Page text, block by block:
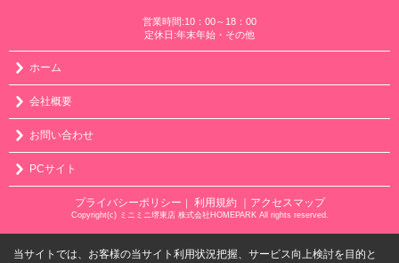
営業時間:10：00～18：00
定休日:年末年始・その他
ホーム
会社概要
お問い合わせ
PCサイト
プライバシーポリシー 利用規約 ｜アクセスマップ
Copyright(c) ミニミニ堺東店 株式会社HOMEPARK All rights reserved.
当サイトでは、お客様の当サイト利用状況把握、サービス向上検討を目的と